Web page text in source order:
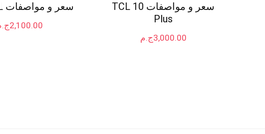
سعر و مواصفات TCL 10
Plus
ج.م3,000.00
سعر و مواصفات TCL 10L
2,100.00